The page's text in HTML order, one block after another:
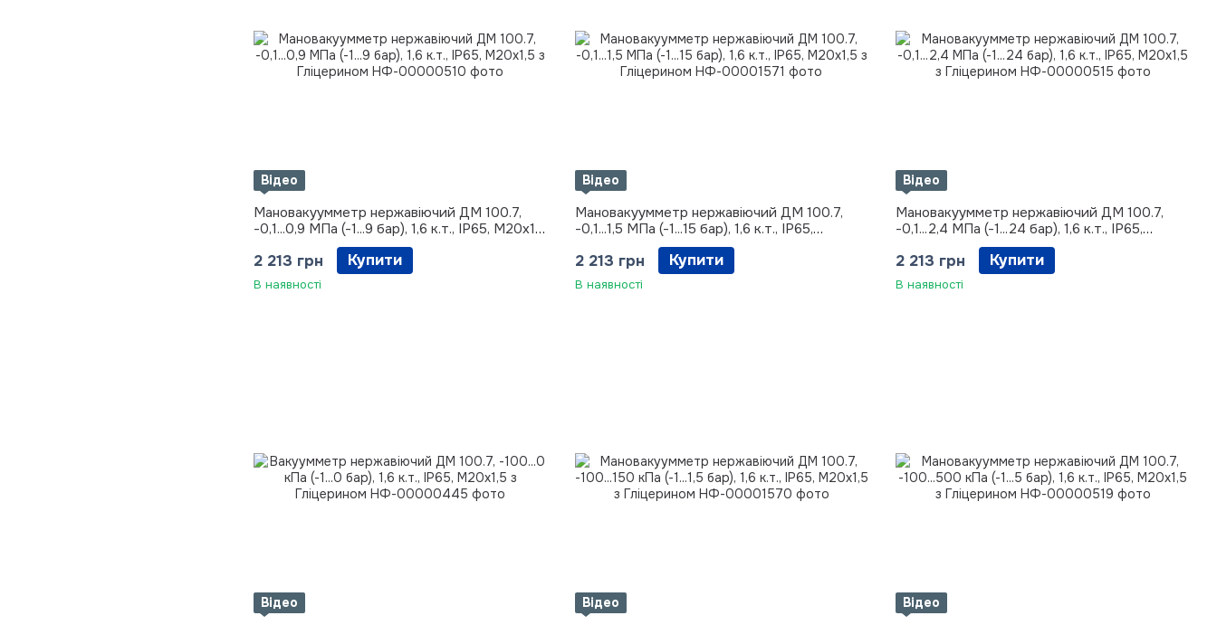
Відео
Мановакуумметр нержавіючий ДМ 100.7,
-0,1...0,9 МПа (-1...9 бар), 1,6 к.т., IP65, М20х1,5
з Гліцерином
2 213 грн Купити
В наявності
Відео
Мановакуумметр нержавіючий ДМ 100.7,
-0,1...1,5 МПа (-1...15 бар), 1,6 к.т., IP65,
М20х1,5 з Гліцерином
2 213 грн Купити
В наявності
Відео
Мановакуумметр нержавіючий ДМ 100.7,
-0,1...2,4 МПа (-1...24 бар), 1,6 к.т., IP65,
М20х1,5 з Гліцерином
2 213 грн Купити
В наявності
Відео Відео Відео